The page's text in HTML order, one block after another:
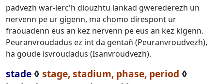
padvezh war-lerc'h diouzhtu lankad gwerederezh un
nervenn pe ur gigenn, ma chomo direspont ur
fraouadenn eus an kez nervenn pe eus an kez kigenn.
Peuranvroudadus ez int da gentañ (Peuranvroudvezh),
ha goude isvroudadus (Isanvroudvezh).
stade ◊ stage, stadium, phase, period ◊